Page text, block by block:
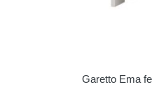
Garetto Ema